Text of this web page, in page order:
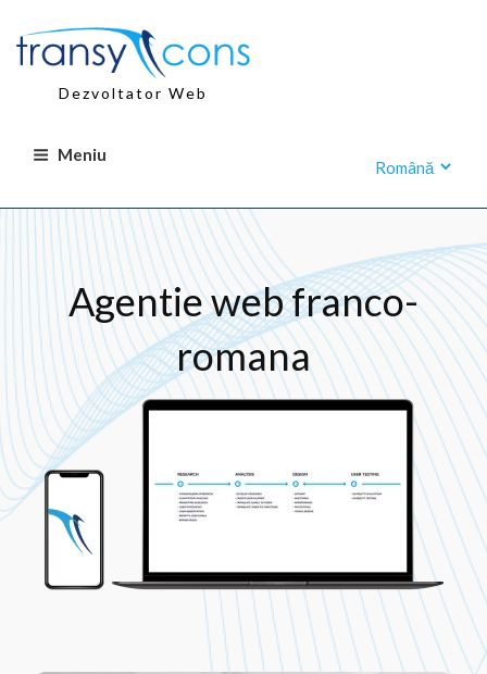
conținut
Dezvoltator Web
Meniu
Agentie web franco-
romana